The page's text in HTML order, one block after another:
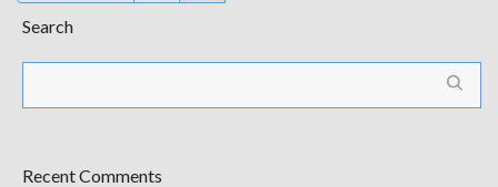
Search
Recent Comments